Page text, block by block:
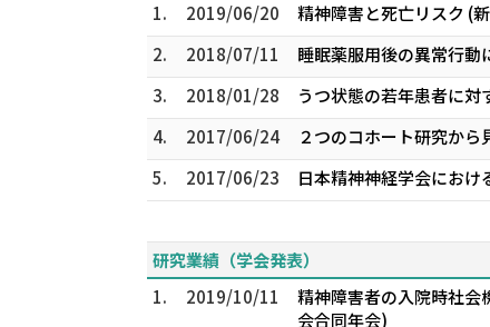
1.
2019/06/20
精神障害と死亡リスク (
2.
2018/07/11
睡眠薬服用後の異常行動
3.
2018/01/28
うつ状態の若年患者に
4.
2017/06/24
２つのコホート研究か
5.
2017/06/23
日本精神神経学会におけ
研究業績（学会発表）
1.
2019/10/11
精神障害者の入院時社会
会合同年会)